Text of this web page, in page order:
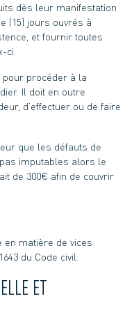
dès leur manifestation
(15) jours ouvrés à
et fournir toutes
ci.
pour procéder à la
Il doit en outre
d’effectuer ou de faire
que les défauts de
imputables alors le
de 300€ afin de couvrir
en matière de vices
du Code civil.
ET